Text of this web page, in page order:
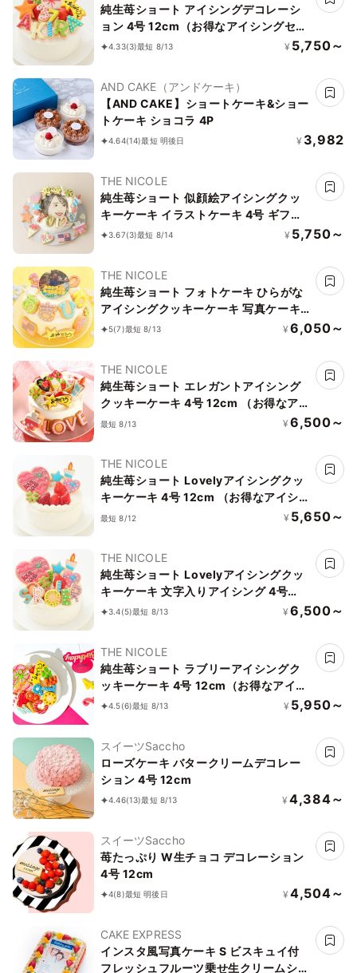
純生苺ショート アイシングデコレーシ
ョン 4号 12cm（お得なアイシングセッ
トです） 飾る楽しさお届けしてます
4.33(3)最短 8/13 ¥ 5,750～
AND CAKE（アンドケーキ）
【AND CAKE】ショートケーキ&ショー
トケーキ ショコラ 4P
4.64(14)最短 明後日 ¥ 3,982
THE NICOLE
純生苺ショート 似顔絵アイシングクッ
キーケーキ イラストケーキ 4号 ギフト
に最適
3.67(3)最短 8/14 ¥ 5,750～
THE NICOLE
純生苺ショート フォトケーキ ひらがな
アイシングクッキーケーキ 写真ケーキ
4号 12cm ※ひらがなタイプ登場しまし
5(7)最短 8/13 ¥ 6,050～
THE NICOLE
純生苺ショート エレガントアイシング
クッキーケーキ 4号 12cm （お得なアイ
シングセットです） ギフトに最適
最短 8/13 ¥ 6,500～
THE NICOLE
純生苺ショート Lovelyアイシングクッ
キーケーキ 4号 12cm （お得なアイシン
グセットです） ＊アイシングデコ当日
最短 8/12 ¥ 5,650～
THE NICOLE
純生苺ショート Lovelyアイシングクッ
キーケーキ 文字入りアイシング 4号
12cm （お得なアイシングセットです）
3.4(5)最短 8/13 ¥ 6,500～
THE NICOLE
純生苺ショート ラブリーアイシングク
ッキーケーキ 4号 12cm（お得なアイシ
ングセットです） ギフトに最適
4.5(6)最短 8/13 ¥ 5,950～
スイーツSaccho
ローズケーキ バタークリームデコレー
ション 4号 12cm
4.46(13)最短 8/13 ¥ 4,384～
スイーツSaccho
苺たっぷり W生チョコ デコレーション
4号 12cm
4(8)最短 明後日 ¥ 4,504～
CAKE EXPRESS
インスタ風写真ケーキ S ビスキュイ付
フレッシュフルーツ乗せ生クリームショ